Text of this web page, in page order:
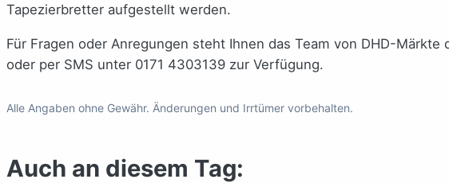
Tapezierbretter aufgestellt werden.
Für Fragen oder Anregungen steht Ihnen das Team von DHD-
oder per SMS unter 0171 4303139 zur Verfügung.
Alle Angaben ohne Gewähr. Änderungen und Irrtümer vorbehalten.
Auch an diesem Tag: